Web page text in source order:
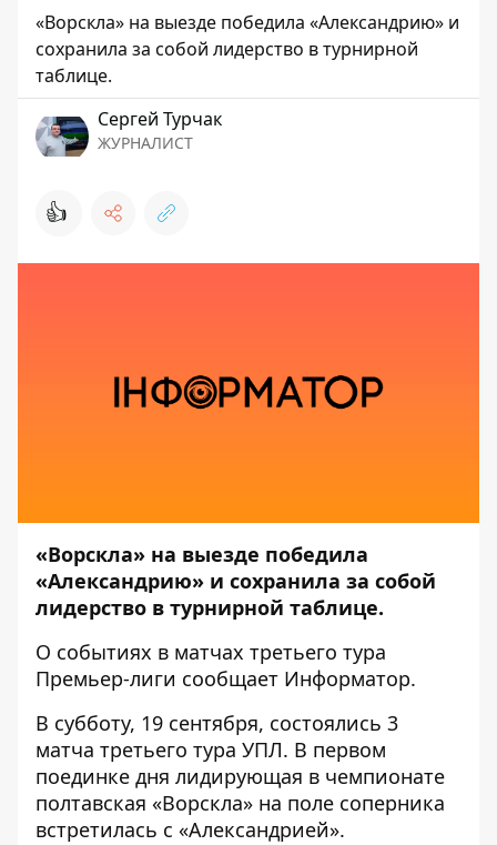
«Ворскла» на выезде победила «Александрию» и
сохранила за собой лидерство в турнирной
таблице.
Сергей Турчак
ЖУРНАЛИСТ
👍
«Ворскла» на выезде победила
«Александрию» и сохранила за собой
лидерство в турнирной таблице.
О событиях в матчах третьего тура
Премьер-лиги сообщает Информатор.
В субботу, 19 сентября, состоялись 3
матча третьего тура УПЛ. В первом
поединке дня лидирующая в чемпионате
полтавская «Ворскла» на поле соперника
встретилась с «Александрией».